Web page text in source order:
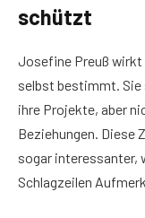
schützt
Josefine Preuß wirkt
selbst bestimmt. Sie
ihre Projekte, aber
Beziehungen. Diese
sogar interessanter,
Schlagzeilen